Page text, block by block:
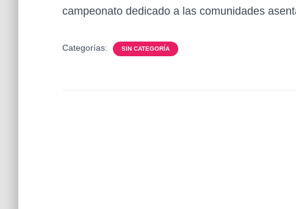
campeonato dedicado a las comunidades
Categorías: SIN CATEGORÍA